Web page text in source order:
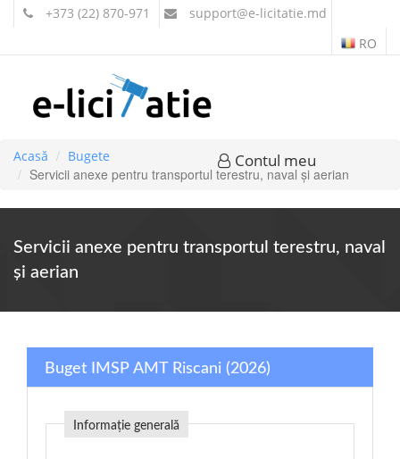
+373 (22) 870-971 support@e-licitatie.md
RO
Contul meu
Acasă Bugete
Servicii anexe pentru transportul terestru, naval şi aerian
Servicii anexe pentru transportul terestru, naval
şi aerian
Buget IMSP AMT Riscani (2026)
Informație generală